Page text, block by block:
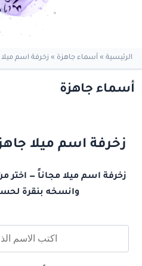
الرئيسية » أسماء جاهزة » زخرفة اسم ميلا
أسماء جاهزة
زخرفة اسم ميلا
زخرفة اسم ميلا مجاناً — اختر
وانسخه بنقرة